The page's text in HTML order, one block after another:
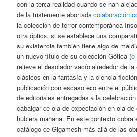
con la terca realidad cuando se han
de la tristemente abortadacolaboración
la colección de terror contemporánea
otra óptica, si se establece una
su existencia también tiene algo de
un nuevo título de su colección Gótica (o
relieve el desolador vacío alrededor de
clásicos en la fantasía y la ciencia
publicación con escaso eco entre el
de editoriales entregadas a la
cabalgar de ola de expectación en ola
hubiera mañana. En este contexto cobra
catálogo de Gigamesh más allá de las